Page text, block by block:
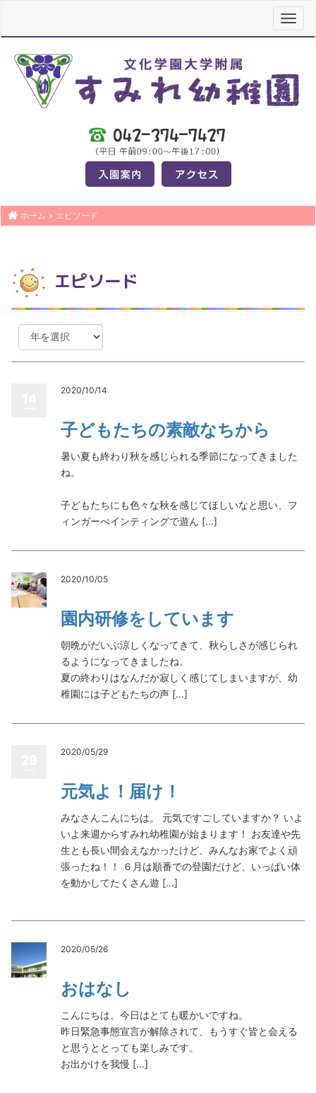
ホーム > エピソード
エピソード
2020/10/14
子どもたちの素敵なちから
暑い夏も終わり秋を感じられる季節になってきました
ね。
子どもたちにも色々な秋を感じてほしいなと思い、フ
ィンガーぺインティングで遊ん [...]
2020/10/05
園内研修をしています
朝晩がだいぶ涼しくなってきて、秋らしさが感じられ
るようになってきましたね。
夏の終わりはなんだか寂しく感じてしまいますが、幼
稚園には子どもたちの声 [...]
2020/05/29
元気よ！届け！
みなさんこんにちは。 元気ですごしていますか？ いよ
いよ来週からすみれ幼稚園が始まります！ お友達や先
生とも長い間会えなかったけど、みんなお家でよく頑
張ったね！！ ６月は順番での登園だけど、いっぱい体
を動かしてたくさん遊 […]
2020/05/26
おはなし
こんにちは。今日はとても暖かいですね。
昨日緊急事態宣言が解除されて、もうすぐ皆と会える
と思うととっても楽しみです。
お出かけを我慢 [...]